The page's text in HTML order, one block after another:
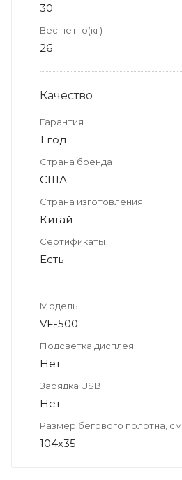
30
Вес нетто(кг)
26
Качество
Гарантия
1 год
Страна бренда
США
Страна изготовления
Китай
Сертификаты
Есть
Модель
VF-500
Подсветка дисплея
Нет
Зарядка USB
Нет
Размер бегового полотна, см
104х35